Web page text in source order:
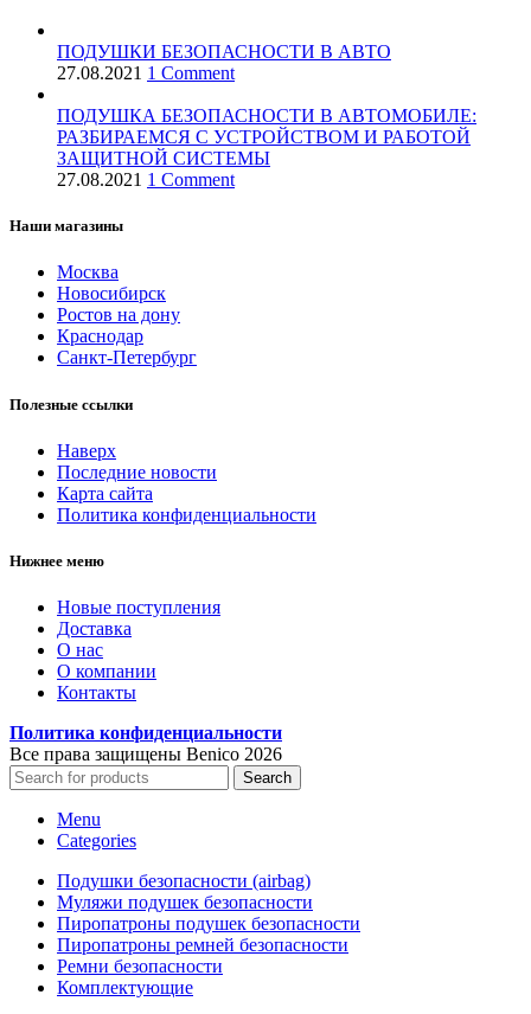
ПОДУШКИ БЕЗОПАСНОСТИ В АВТО
27.08.2021 1 Comment
ПОДУШКА БЕЗОПАСНОСТИ В АВТОМОБИЛЕ:
РАЗБИРАЕМСЯ С УСТРОЙСТВОМ И РАБОТОЙ
ЗАЩИТНОЙ СИСТЕМЫ
27.08.2021 1 Comment
Наши магазины
Москва
Новосибирск
Ростов на дону
Краснодар
Санкт-Петербург
Полезные ссылки
Наверх
Последние новости
Карта сайта
Политика конфиденциальности
Нижнее меню
Новые поступления
Доставка
О нас
О компании
Контакты
Политика конфиденциальности
Все права защищены Benico 2026
Search
Menu
Categories
Подушки безопасности (airbag)
Муляжи подушек безопасности
Пиропатроны подушек безопасности
Пиропатроны ремней безопасности
Ремни безопасности
Комплектующие